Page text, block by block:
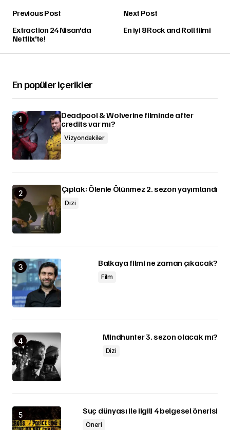
Previous Post
Extraction 24 Nisan'da
Netflix'te!
Next Post
En iyi 8 Rock and Roll filmi
En popüler içerikler
Deadpool & Wolverine filminde after
credits var mı?
Vizyondakiler
Çıplak: Ölenle Ölünmez 2. sezon yayımlandı
Dizi
Balkaya filmi ne zaman çıkacak?
Film
Mindhunter 3. sezon olacak mı?
Dizi
Suç dünyası ile ilgili 4 belgesel önerisi
Öneri